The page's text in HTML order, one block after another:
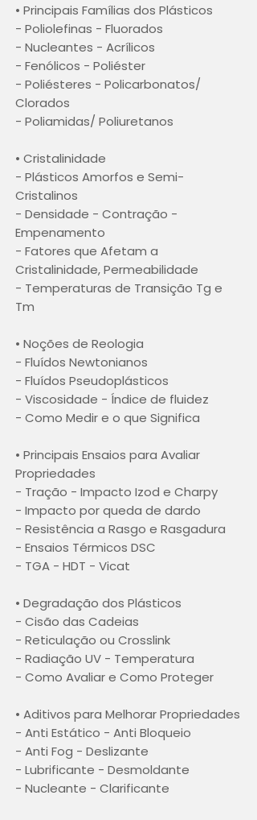
• Principais Famílias dos Plásticos
- Poliolefinas - Fluorados
- Nucleantes - Acrílicos
- Fenólicos - Poliéster
- Poliésteres - Policarbonatos/
Clorados
- Poliamidas/ Poliuretanos
• Cristalinidade
- Plásticos Amorfos e Semi-
Cristalinos
- Densidade - Contração -
Empenamento
- Fatores que Afetam a
Cristalinidade, Permeabilidade
- Temperaturas de Transição Tg e
Tm
• Noções de Reologia
- Fluídos Newtonianos
- Fluídos Pseudoplásticos
- Viscosidade - Índice de fluidez
- Como Medir e o que Significa
• Principais Ensaios para Avaliar
Propriedades
- Tração - Impacto Izod e Charpy
- Impacto por queda de dardo
- Resistência a Rasgo e Rasgadura
- Ensaios Térmicos DSC
- TGA - HDT - Vicat
• Degradação dos Plásticos
- Cisão das Cadeias
- Reticulação ou Crosslink
- Radiação UV - Temperatura
- Como Avaliar e Como Proteger
• Aditivos para Melhorar Propriedades
- Anti Estático - Anti Bloqueio
- Anti Fog - Deslizante
- Lubrificante - Desmoldante
- Nucleante - Clarificante